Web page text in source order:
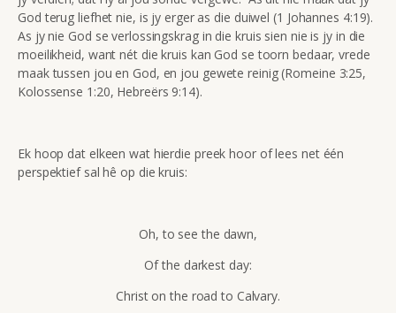
God terug liefhet nie, is jy erger as die duiwel (1 Johannes 4:19).
As jy nie God se verlossingskrag in die kruis sien nie is jy in die
moeilikheid, want nét die kruis kan God se toorn bedaar, vrede
maak tussen jou en God, en jou gewete reinig (Romeine 3:25,
Kolossense 1:20, Hebreërs 9:14).
Ek hoop dat elkeen wat hierdie preek hoor of lees net één
perspektief sal hê op die kruis:
Oh, to see the dawn,
Of the darkest day:
Christ on the road to Calvary.